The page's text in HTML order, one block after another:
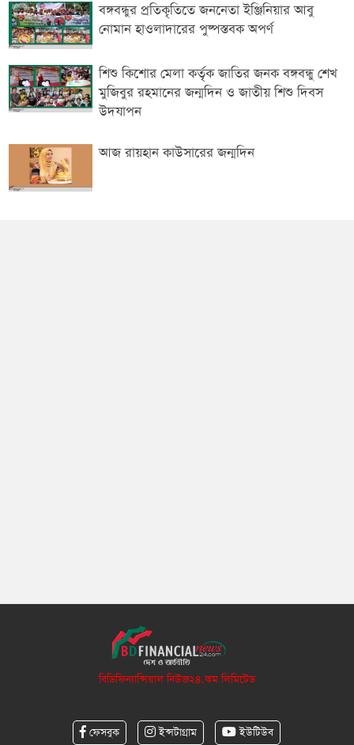
বঙ্গবন্ধুর প্রতিকৃতিতে জননেতা ইঞ্জিনিয়ার আবু
নোমান হাওলাদারের পুষ্পস্তবক অপর্ণ
শিশু কিশোর মেলা কর্তৃক জাতির জনক বঙ্গবন্ধু শেখ
মুজিবুর রহমানের জন্মদিন ও জাতীয় শিশু দিবস
উদযাপন
আজ রায়হান কাউসারের জন্মদিন
বিডিফিন্যান্সিয়াল নিউজ২৪.কম লিমিটেড
ফেসবুক ইন্সটাগ্রাম ইউটিউব